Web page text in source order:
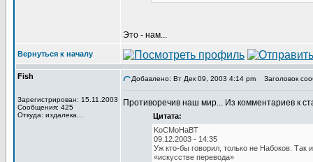
Это - нам...
Вернуться к началу
Fish
Зарегистрирован: 15.11.2003
Сообщения: 425
Откуда: издалека...
Добавлено: Вт Дек 09, 2003 4:14 pm Заголовок
Противоречив наш мир... Из комментариев к
Цитата:
KoCMoHaBT
09.12.2003 - 14:35
Уж кто-бы говорил, только не Набоков. Так
«искусстве перевода»